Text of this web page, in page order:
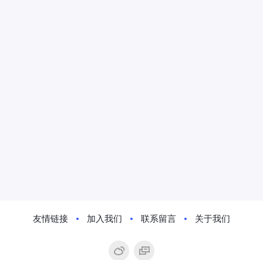
友情链接 加入我们 联系留言 关于我们